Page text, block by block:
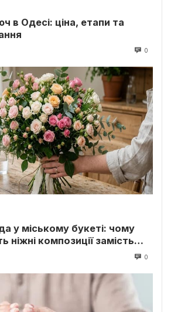
в Одесі: ціна, етапи та
0
у міському букеті: чому
ніжні композиції замість
0